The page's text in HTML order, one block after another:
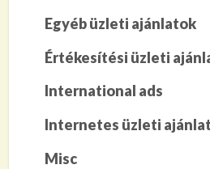
Egyéb üzleti ajánlatok
Értékesítési üzleti
International ads
Internetes üzleti
Misc